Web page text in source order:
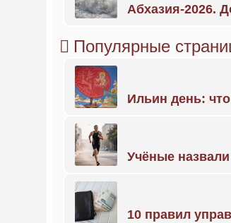
Абхазия-2026.
Популярные
Ильин день:
Учёные
10 правил